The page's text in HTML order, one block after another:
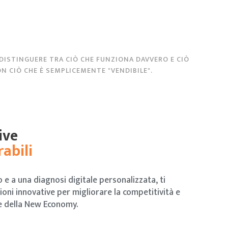
TRA CIÒ CHE FUNZIONA DAVVERO E CIÒ
CIÒ CHE È SEMPLICEMENTE "VENDIBILE".
a una diagnosi digitale personalizzata, ti
innovative per migliorare la competitività e
New Economy.